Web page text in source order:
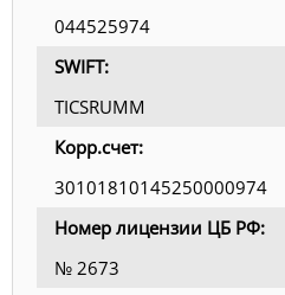
044525974
SWIFT:
TICSRUMM
Корр.счет:
30101810145250000974
Номер лицензии ЦБ РФ:
№ 2673